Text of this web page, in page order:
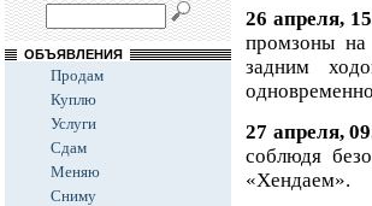
ОБЪЯВЛЕНИЯ
Продам
Куплю
Услуги
Сдам
Меняю
Сниму
26 апреля,
промзоны на
задним
27 апреля,
соблюдя
«Хендаем».